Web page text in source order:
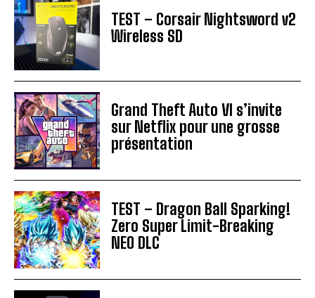
TEST – Corsair Nightsword v2
Wireless SD
Grand Theft Auto VI s’invite
sur Netflix pour une grosse
présentation
TEST – Dragon Ball Sparking!
Zero Super Limit-Breaking
NEO DLC